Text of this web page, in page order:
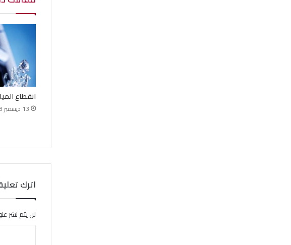
انقطاع
13 ديسمبر 2023
اترك
لن يتم نشر